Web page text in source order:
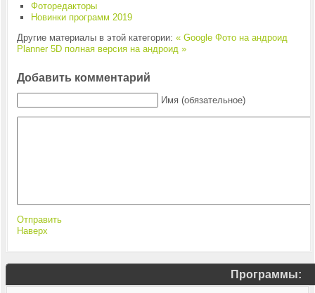
Фоторедакторы
Новинки программ 2019
Другие материалы в этой категории: « Google Фото на андроид
Planner 5D полная версия на андроид »
Добавить комментарий
Имя (обязательное)
Отправить
Наверх
Программы: